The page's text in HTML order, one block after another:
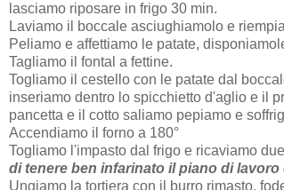
lasciamo riposare in frigo 30 min.
Laviamo il boccale asciughiamolo e
Peliamo e affettiamo le patate,
Tagliamo il fontal a fettine.
Togliamo il cestello con le patate dal
inseriamo dentro lo spicchietto d'aglio e il
pancetta e il cotto saliamo pepiamo e
Accendiamo il forno a 180°
Togliamo l'impasto dal frigo e ricaviamo
di tenere ben infarinato il piano di
Ungiamo la tortiera con il burro rimasto,